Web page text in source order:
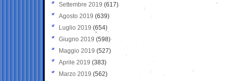
Settembre 2019 (617)
Agosto 2019 (639)
Luglio 2019 (654)
Giugno 2019 (598)
Maggio 2019 (527)
Aprile 2019 (383)
Marzo 2019 (562)